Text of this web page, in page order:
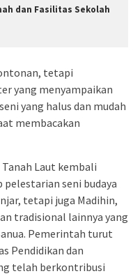
dan Fasilitas Sekolah
tetapi
yang menyampaikan
yang halus dan mudah
membacakan
Laut kembali
seni budaya
tetapi juga Madihin,
tradisional lainnya yang
Pemerintah turut
Pendidikan dan
telah berkontribusi